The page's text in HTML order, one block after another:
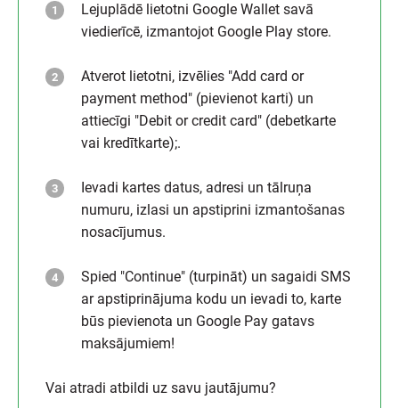
Lejuplādē lietotni Google Wallet savā
viedierīcē, izmantojot Google Play store.
Atverot lietotni, izvēlies "Add card or
payment method" (pievienot karti) un
attiecīgi "Debit or credit card" (debetkarte
vai kredītkarte);.
Ievadi kartes datus, adresi un tālruņa
numuru, izlasi un apstiprini izmantošanas
nosacījumus.
Spied "Continue" (turpināt) un sagaidi SMS
ar apstiprinājuma kodu un ievadi to, karte
būs pievienota un Google Pay gatavs
maksājumiem!
Vai atradi atbildi uz savu jautājumu?